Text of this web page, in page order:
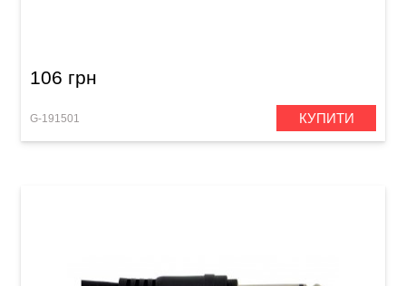
106 грн
G-191501 КУПИТИ